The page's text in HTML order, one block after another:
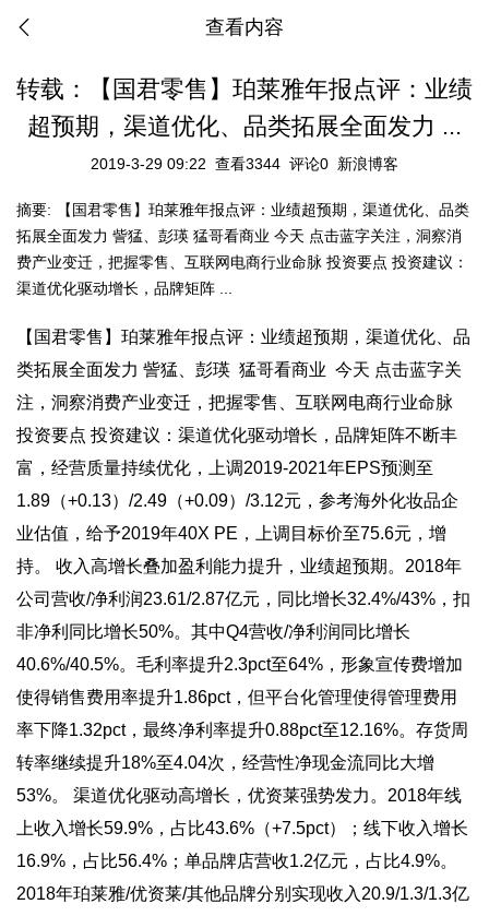
查看内容
转载：【国君零售】珀莱雅年报点评：业绩
超预期，渠道优化、品类拓展全面发力 ...
2019-3-29 09:22 查看3344 评论0 新浪博客
摘要:
【国君零售】珀莱雅年报点评：业绩超预期，渠道优化、品类
拓展全面发力 訾猛、彭瑛 猛哥看商业 今天 点击蓝字关注，洞察消
费产业变迁，把握零售、互联网电商行业命脉 投资要点 投资建议：
渠道优化驱动增长，品牌矩阵 ...
【国君零售】珀莱雅年报点评：业绩超预期，渠道优化、品
类拓展全面发力 訾猛、彭瑛 猛哥看商业 今天 点击蓝字关
注，洞察消费产业变迁，把握零售、互联网电商行业命脉
投资要点 投资建议：渠道优化驱动增长，品牌矩阵不断丰
富，经营质量持续优化，上调2019-2021年EPS预测至
1.89（+0.13）/2.49（+0.09）/3.12元，参考海外化妆品企
业估值，给予2019年40X PE，上调目标价至75.6元，增
持。 收入高增长叠加盈利能力提升，业绩超预期。2018年
公司营收/净利润23.61/2.87亿元，同比增长32.4%/43%，扣
非净利同比增长50%。其中Q4营收/净利润同比增长
40.6%/40.5%。毛利率提升2.3pct至64%，形象宣传费增加
使得销售费用率提升1.86pct，但平台化管理使得管理费用
率下降1.32pct，最终净利率提升0.88pct至12.16%。存货周
转率继续提升18%至4.04次，经营性净现金流同比大增
53%。 渠道优化驱动高增长，优资莱强势发力。2018年线
上收入增长59.9%，占比43.6%（+7.5pct）；线下收入增长
16.9%，占比56.4%；单品牌店营收1.2亿元，占比4.9%。
2018年珀莱雅/优资莱/其他品牌分别实现收入20.9/1.3/1.3亿